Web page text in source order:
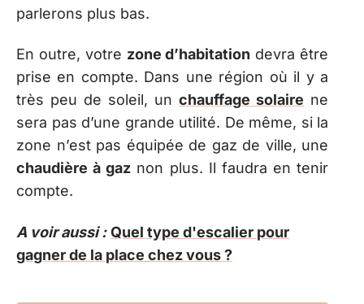
parlerons plus bas.
En outre, votre zone d’habitation devra être
prise en compte. Dans une région où il y a
très peu de soleil, un chauffage solaire ne
sera pas d’une grande utilité. De même, si la
zone n’est pas équipée de gaz de ville, une
chaudière à gaz non plus. Il faudra en tenir
compte.
A voir aussi : Quel type d'escalier pour
gagner de la place chez vous ?